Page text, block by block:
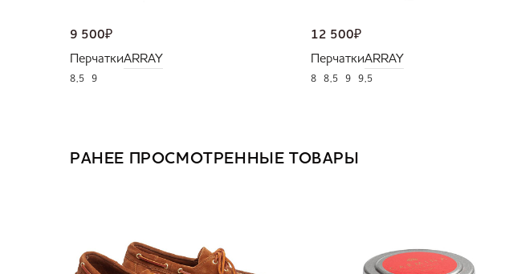
9 500₽
ПерчаткиARRAY
8,5 9
12 500₽
ПерчаткиARRAY
8 8,5 9 9,5
РАНЕЕ ПРОСМОТРЕННЫЕ ТОВАРЫ